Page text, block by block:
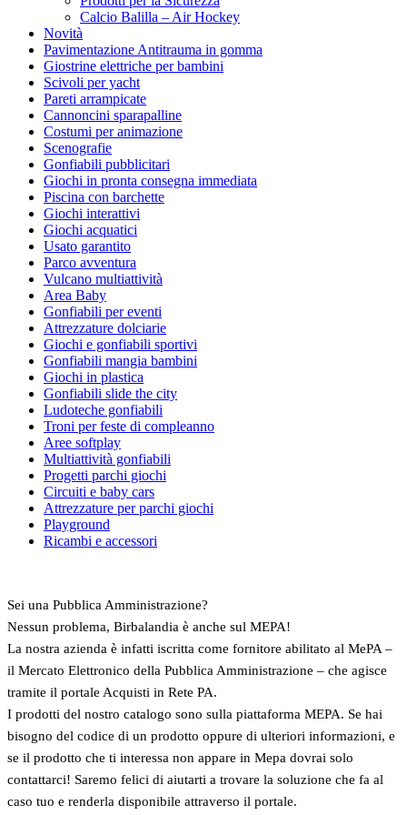
Calcio Balilla – Air Hockey
Novità
Pavimentazione Antitrauma in gomma
Giostrine elettriche per bambini
Scivoli per yacht
Pareti arrampicate
Cannoncini sparapalline
Costumi per animazione
Scenografie
Gonfiabili pubblicitari
Giochi in pronta consegna immediata
Piscina con barchette
Giochi interattivi
Giochi acquatici
Usato garantito
Parco avventura
Vulcano multiattività
Area Baby
Gonfiabili per eventi
Attrezzature dolciarie
Giochi e gonfiabili sportivi
Gonfiabili mangia bambini
Giochi in plastica
Gonfiabili slide the city
Ludoteche gonfiabili
Troni per feste di compleanno
Aree softplay
Multiattività gonfiabili
Progetti parchi giochi
Circuiti e baby cars
Attrezzature per parchi giochi
Playground
Ricambi e accessori
Sei una Pubblica Amministrazione?
Nessun problema, Birbalandia è anche sul MEPA!
La nostra azienda è infatti iscritta come fornitore abilitato al MePA –
il Mercato Elettronico della Pubblica Amministrazione – che agisce
tramite il portale Acquisti in Rete PA.
I prodotti del nostro catalogo sono sulla piattaforma MEPA. Se hai
bisogno del codice di un prodotto oppure di ulteriori informazioni, e
se il prodotto che ti interessa non appare in Mepa dovrai solo
contattarci! Saremo felici di aiutarti a trovare la soluzione che fa al
caso tuo e renderla disponibile attraverso il portale.